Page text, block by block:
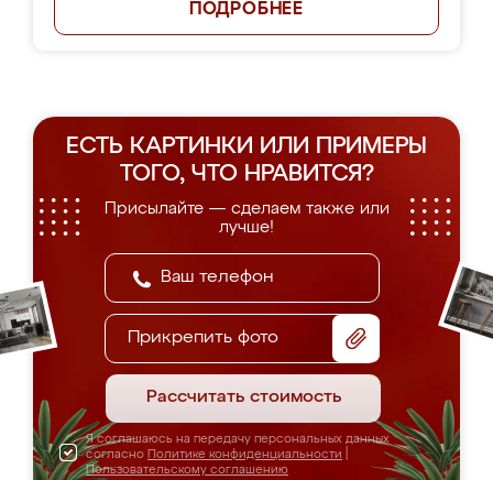
ПОДРОБНЕЕ
ЕСТЬ КАРТИНКИ ИЛИ ПРИМЕРЫ
ТОГО, ЧТО НРАВИТСЯ?
Присылайте — сделаем также или
лучше!
Прикрепить фото
Рассчитать стоимость
Я соглашаюсь на передачу персональных данных
согласно Политике конфиденциальности
Пользовательскому соглашению